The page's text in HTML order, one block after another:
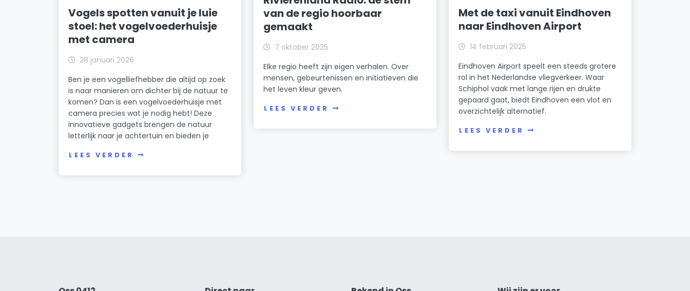
Vogels spotten vanuit je luie
stoel: het vogelvoederhuisje
met camera
28 januari 2026
Ben je een vogelliefhebber die altijd op zoek
is naar manieren om dichter bij de natuur te
komen? Dan is een vogelvoederhuisje met
camera precies wat je nodig hebt! Deze
innovatieve gadgets brengen de natuur
letterlijk naar je achtertuin en bieden je
LEES VERDER
van de regio hoorbaar
gemaakt
7 oktober 2025
Elke regio heeft zijn eigen verhalen. Over
mensen, gebeurtenissen en initiatieven die
het leven kleur geven.
LEES VERDER
Met de taxi vanuit Eindhoven
naar Eindhoven Airport
14 februari 2025
Eindhoven Airport speelt een steeds grotere
rol in het Nederlandse vliegverkeer. Waar
Schiphol vaak met lange rijen en drukte
gepaard gaat, biedt Eindhoven een vlot en
overzichtelijk alternatief.
LEES VERDER